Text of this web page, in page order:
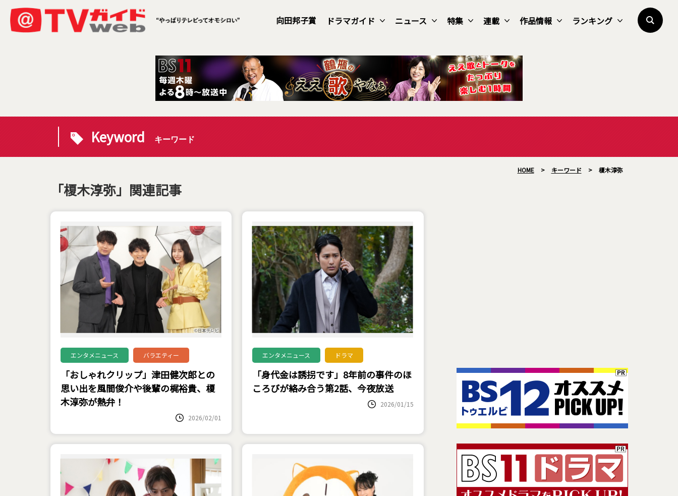
向田邦子賞 ドラマガイド ニュース 特集 連載 作品情報 ランキング
Keyword キーワード
HOME > キーワード > 榎木淳弥
「榎木淳弥」関連記事
エンタメニュース バラエティー
「おしゃれクリップ」津田健次郎との
思い出を風間俊介や後輩の梶裕貴、榎
木淳弥が熱弁！
2026/02/01
エンタメニュース ドラマ
「身代金は誘拐です」8年前の事件のほ
ころびが絡み合う第2話、今夜放送
2026/01/15